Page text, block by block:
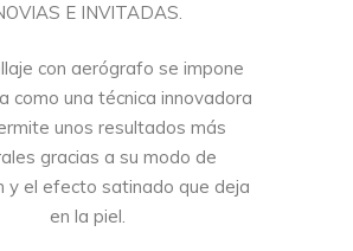
E INVITADAS.
con aerógrafo se impone
como una técnica innovadora
unos resultados más
gracias a su modo de
y el efecto satinado que deja
en la piel.